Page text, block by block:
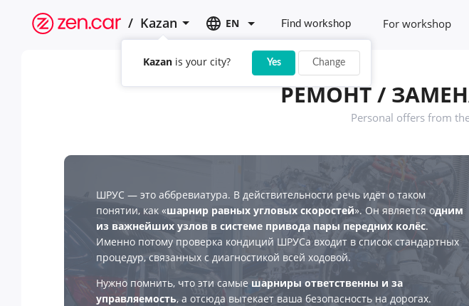
/ Kazan
Kazan is your city? Yes Change
EN Find workshop For workshop
РЕМОНТ /
Personal offers from
ШРУС — это аббревиатура. В действительности речь идёт о таком
понятии, как «шарнир равных угловых скоростей». Он является одним
из важнейших узлов в системе привода пары передних колёс.
Именно потому проверка кондиций ШРУСа входит в список стандартных
процедур, связанных с диагностикой всей ходовой.
Нужно помнить, что эти самые шарниры ответственны и за
управляемость, а отсюда вытекает ваша безопасность на дорогах.